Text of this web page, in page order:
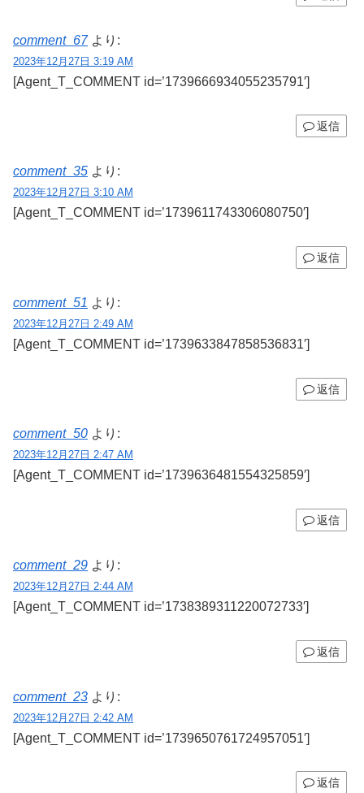
comment_67 より:
2023年12月27日 3:19 AM
[Agent_T_COMMENT id=’1739666934055235791′]
返信
comment_35 より:
2023年12月27日 3:10 AM
[Agent_T_COMMENT id=’1739611743306080750′]
返信
comment_51 より:
2023年12月27日 2:49 AM
[Agent_T_COMMENT id=’1739633847858536831′]
返信
comment_50 より:
2023年12月27日 2:47 AM
[Agent_T_COMMENT id=’1739636481554325859′]
返信
comment_29 より:
2023年12月27日 2:44 AM
[Agent_T_COMMENT id=’1738389311220072733′]
返信
comment_23 より:
2023年12月27日 2:42 AM
[Agent_T_COMMENT id=’1739650761724957051′]
返信